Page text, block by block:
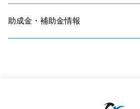
助成金・補助金情報